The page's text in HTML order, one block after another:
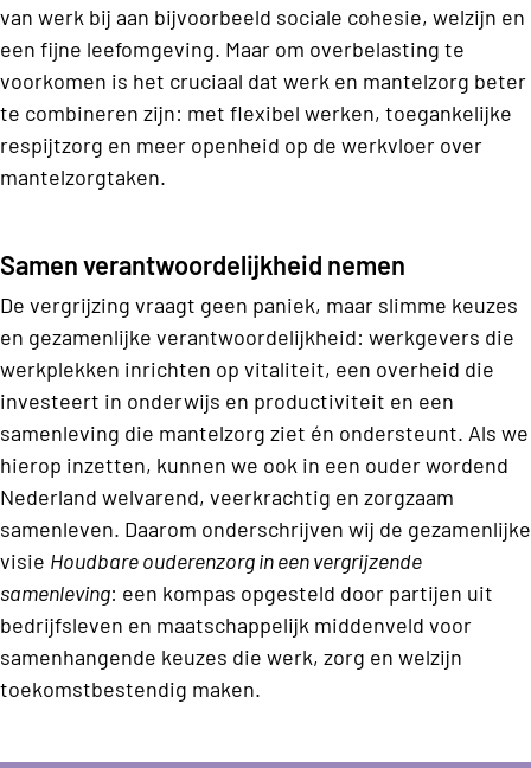
van werk bij aan bijvoorbeeld sociale cohesie, welzijn en
een fijne leefomgeving. Maar om overbelasting te
voorkomen is het cruciaal dat werk en mantelzorg beter
te combineren zijn: met flexibel werken, toegankelijke
respijtzorg en meer openheid op de werkvloer over
mantelzorgtaken.
Samen verantwoordelijkheid nemen
De vergrijzing vraagt geen paniek, maar slimme keuzes
en gezamenlijke verantwoordelijkheid: werkgevers die
werkplekken inrichten op vitaliteit, een overheid die
investeert in onderwijs en productiviteit en een
samenleving die mantelzorg ziet én ondersteunt. Als we
hierop inzetten, kunnen we ook in een ouder wordend
Nederland welvarend, veerkrachtig en zorgzaam
samenleven. Daarom onderschrijven wij de gezamenlijke
visie Houdbare ouderenzorg in een vergrijzende
samenleving: een kompas opgesteld door partijen uit
bedrijfsleven en maatschappelijk middenveld voor
samenhangende keuzes die werk, zorg en welzijn
toekomstbestendig maken.